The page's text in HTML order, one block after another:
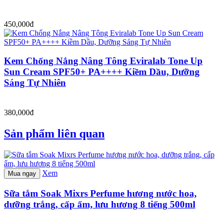
450,000đ
Kem Chống Nắng Nâng Tông Eviralab Tone Up
Sun Cream SPF50+ PA++++ Kiềm Dầu, Dưỡng
Sáng Tự Nhiên
380,000đ
Sản phẩm liên quan
Mua ngay Xem
Sữa tắm Soak Mixrs Perfume hương nước hoa,
dưỡng trắng, cấp ẩm, lưu hương 8 tiếng 500ml